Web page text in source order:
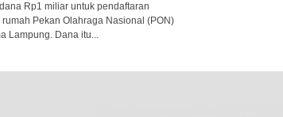
Rp1 miliar untuk pendaftaran
Pekan Olahraga Nasional (PON)
Lampung. Dana itu...